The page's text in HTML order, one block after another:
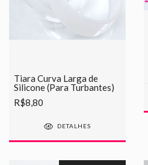
Tiara Curva Larga de
Silicone (Para Turbantes)
R$8,80
DETALHES